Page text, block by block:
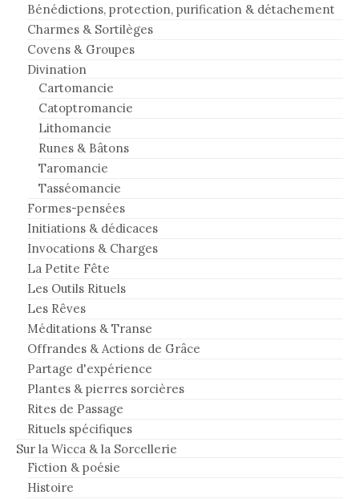
Bénédictions, protection, purification & détachement
Charmes & Sortilèges
Covens & Groupes
Divination
Cartomancie
Catoptromancie
Lithomancie
Runes & Bâtons
Taromancie
Tasséomancie
Formes-pensées
Initiations & dédicaces
Invocations & Charges
La Petite Fête
Les Outils Rituels
Les Rêves
Méditations & Transe
Offrandes & Actions de Grâce
Partage d'expérience
Plantes & pierres sorcières
Rites de Passage
Rituels spécifiques
Sur la Wicca & la Sorcellerie
Fiction & poésie
Histoire